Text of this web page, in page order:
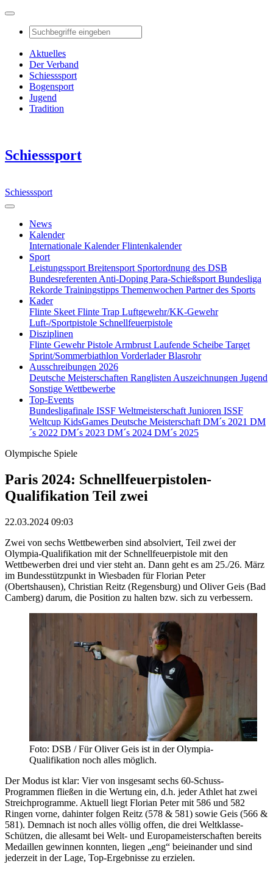
Aktuelles
Der Verband
Schiesssport
Bogensport
Jugend
Tradition
Schiesssport
Schiesssport
News
Kalender
Internationale KalenderFlintenkalender
Sport
Leistungssport Breitensport Sportordnung des DSB
Bundesreferenten Anti-Doping Para-Schießsport Bundesliga
Rekorde Trainingstipps Themenwochen Partner des Sports
Kader
Flinte Skeet Flinte Trap Luftgewehr/KK-Gewehr
Luft-/Sportpistole Schnellfeuerpistole
Disziplinen
Flinte GewehrPistole Armbrust Laufende Scheibe Target
Sprint/Sommerbiathlon VorderladerBlasrohr
Ausschreibungen 2026
Deutsche Meisterschaften Ranglisten Auszeichnungen Jugend
Sonstige Wettbewerbe
Top-Events
Bundesligafinale ISSF Weltmeisterschaft Junioren ISSF
Weltcup KidsGames Deutsche Meisterschaft DM´s 2021 DM
´s 2022 DM´s 2023 DM´s 2024 DM´s 2025
Olympische Spiele
Paris 2024: Schnellfeuerpistolen-
Qualifikation Teil zwei
22.03.2024 09:03
Zwei von sechs Wettbewerben sind absolviert, Teil zwei der
Olympia-Qualifikation mit der Schnellfeuerpistole mit den
Wettbewerben drei und vier steht an. Dann geht es am 25./26. März
im Bundesstützpunkt in Wiesbaden für Florian Peter
(Obertshausen), Christian Reitz (Regensburg) und Oliver Geis (Bad
Camberg) darum, die Position zu halten bzw. sich zu verbessern.
Foto: DSB / Für Oliver Geis ist in der Olympia-
Qualifikation noch alles möglich.
Der Modus ist klar: Vier von insgesamt sechs 60-Schuss-
Programmen fließen in die Wertung ein, d.h. jeder Athlet hat zwei
Streichprogramme. Aktuell liegt Florian Peter mit 586 und 582
Ringen vorne, dahinter folgen Reitz (578 & 581) sowie Geis (566 &
581). Demnach ist noch alles völlig offen, die drei Weltklasse-
Schützen, die allesamt bei Welt- und Europameisterschaften bereits
Medaillen gewinnen konnten, liegen „eng“ beieinander und sind
jederzeit in der Lage, Top-Ergebnisse zu erzielen.